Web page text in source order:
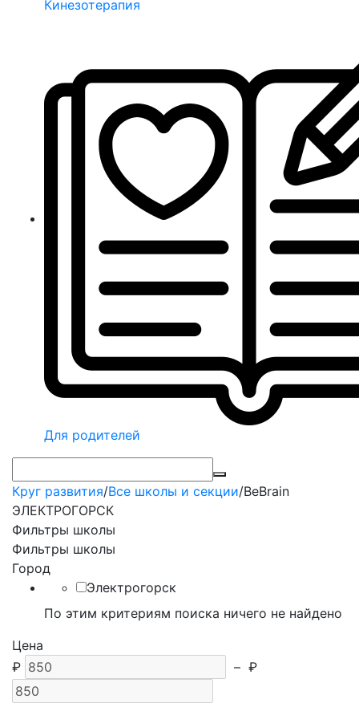
Кинезотерапия
Для родителей
Круг развития/Все школы и секции/BeBrain
ЭЛЕКТРОГОРСК
Фильтры школы
Фильтры школы
Город
Электрогорск
По этим критериям поиска ничего не найдено
Цена
₽
– ₽